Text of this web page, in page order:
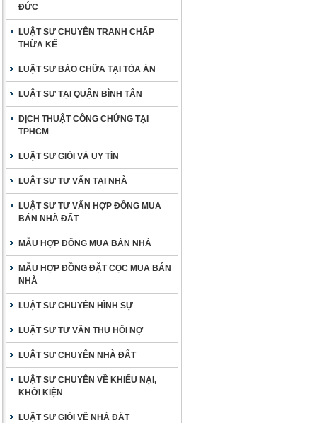
ĐỨC
LUẬT SƯ CHUYÊN TRANH CHẤP
THỪA KẾ
LUẬT SƯ BÀO CHỮA TẠI TÒA ÁN
LUẬT SƯ TẠI QUẬN BÌNH TÂN
DỊCH THUẬT CÔNG CHỨNG TẠI
TPHCM
LUẬT SƯ GIỎI VÀ UY TÍN
LUẬT SƯ TƯ VẤN TẠI NHÀ
LUẬT SƯ TƯ VẤN HỢP ĐỒNG MUA
BÁN NHÀ ĐẤT
MẪU HỢP ĐỒNG MUA BÁN NHÀ
MẪU HỢP ĐỒNG ĐẶT CỌC MUA BÁN
NHÀ
LUẬT SƯ CHUYÊN HÌNH SỰ
LUẬT SƯ TƯ VẤN THU HỒI NỢ
LUẬT SƯ CHUYÊN NHÀ ĐẤT
LUẬT SƯ CHUYÊN VỀ KHIẾU NẠI,
KHỞI KIỆN
LUẬT SƯ GIỎI VỀ NHÀ ĐẤT